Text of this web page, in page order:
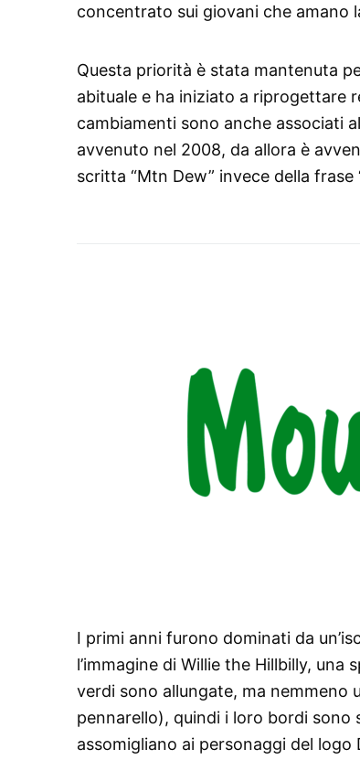
concentrato sui giovani che amano
Questa priorità è stata mantenuta
abituale e ha iniziato a riprogettare
cambiamenti sono anche associati
avvenuto nel 2008, da allora è
scritta “Mtn Dew” invece della frase
I primi anni furono dominati da
l’immagine di Willie the Hillbilly,
verdi sono allungate, ma nemmeno
pennarello), quindi i loro bordi sono
assomigliano ai personaggi del logo